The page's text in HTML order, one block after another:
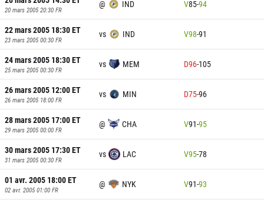
20 mars 2005 20:30 FR
@ IND V85-94
22 mars 2005 18:30ET
23 mars 2005 00:30 FR
vs IND V98-91
24 mars 2005 18:30ET
25 mars 2005 00:30 FR
vs MEM D96-105
26 mars 2005 12:00ET
26 mars 2005 18:00 FR
vs MIN D75-96
28 mars 2005 17:00ET
29 mars 2005 00:00 FR
@ CHA V91-95
30 mars 2005 17:30ET
31 mars 2005 00:30 FR
vs LAC V95-78
01 avr. 2005 18:00ET
02 avr. 2005 01:00 FR
@ NYK V91-93